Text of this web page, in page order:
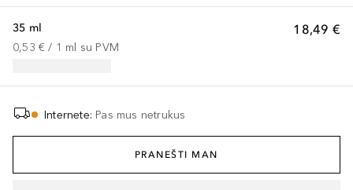
18,49 €
35 ml
0,53 € / 1 ml su PVM
Internete: Pas mus netrukus
PRANEŠTI MAN